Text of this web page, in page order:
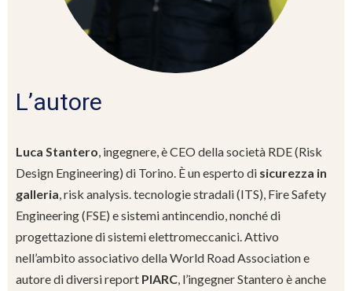
L’autore
Luca Stantero , ingegnere, è CEO della società RDE (Risk
Design Engineering) di Torino. È un esperto di sicurezza in
galleria , risk analysis. tecnologie stradali (ITS), Fire Safety
Engineering (FSE) e sistemi antincendio, nonché di
progettazione di sistemi elettromeccanici. Attivo
nell’ambito associativo della World Road Association e
autore di diversi report PIARC , l’ingegner Stantero è anche